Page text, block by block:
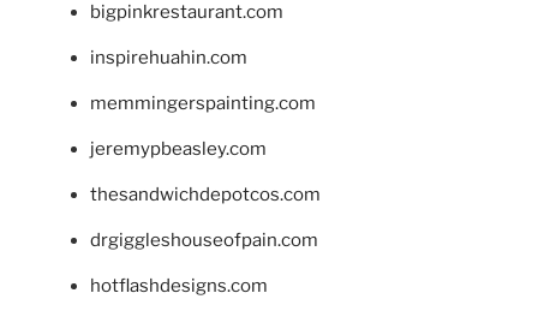
bigpinkrestaurant.com
inspirehuahin.com
memmingerspainting.com
jeremypbeasley.com
thesandwichdepotcos.com
drgiggleshouseofpain.com
hotflashdesigns.com